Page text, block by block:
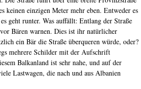
keinen einzigen Meter mehr eben. Entweder es
geht runter. Was auffällt: Entlang der Straße
Bären warnen. Dies ist ihr natürlicher
ein Bär die Straße überqueren würde, oder?
mehrere Schilder mit der Aufschrift
Balkanland ist sehr nahe, und auf der
Lastwagen, die nach und aus Albanien